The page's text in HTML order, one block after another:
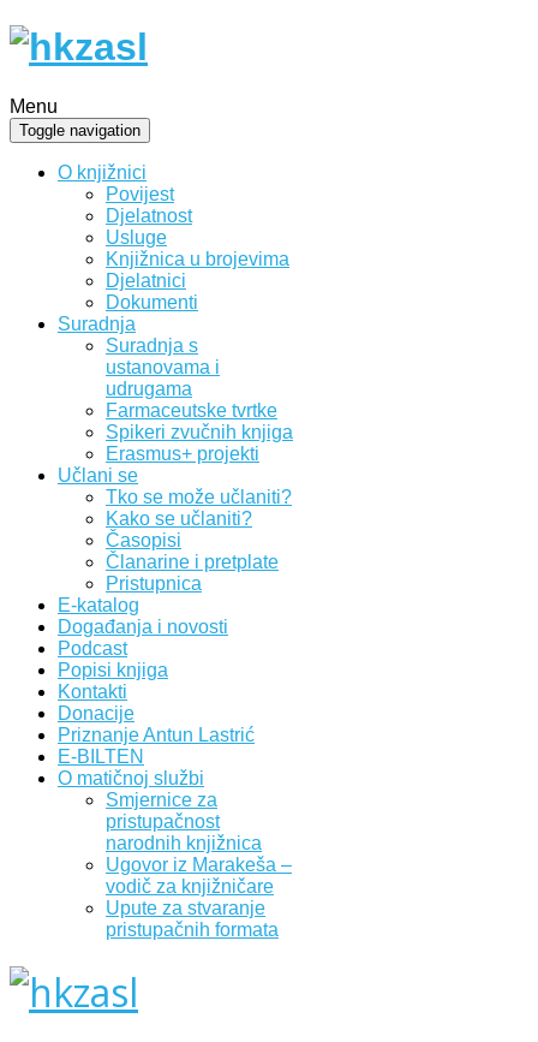
Menu
Toggle navigation
O knjižnici
Povijest
Djelatnost
Usluge
Knjižnica u brojevima
Djelatnici
Dokumenti
Suradnja
Suradnja s
ustanovama i
udrugama
Farmaceutske tvrtke
Spikeri zvučnih knjiga
Erasmus+ projekti
Učlani se
Tko se može učlaniti?
Kako se učlaniti?
Časopisi
Članarine i pretplate
Pristupnica
E-katalog
Događanja i novosti
Podcast
Popisi knjiga
Kontakti
Donacije
Priznanje Antun Lastrić
E-BILTEN
O matičnoj službi
Smjernice za
pristupačnost
narodnih knjižnica
Ugovor iz Marakeša –
vodič za knjižničare
Upute za stvaranje
pristupačnih formata